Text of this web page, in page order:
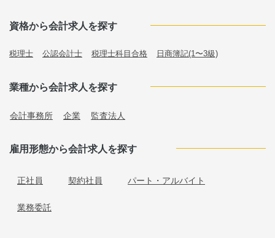
資格から会計求人を探す
税理士 公認会計士 税理士科目合格 日商簿記(1〜3級)
業種から会計求人を探す
会計事務所 企業 監査法人
雇用形態から会計求人を探す
正社員 契約社員 パート・アルバイト
業務委託